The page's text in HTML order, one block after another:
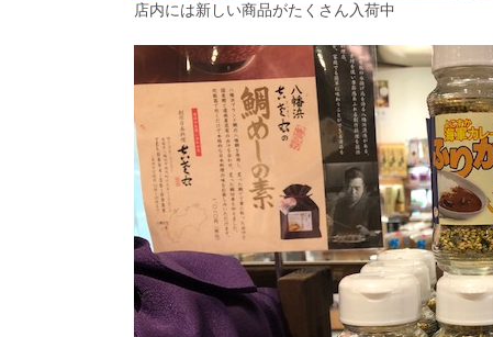
店内には新しい商品がたくさん入荷中